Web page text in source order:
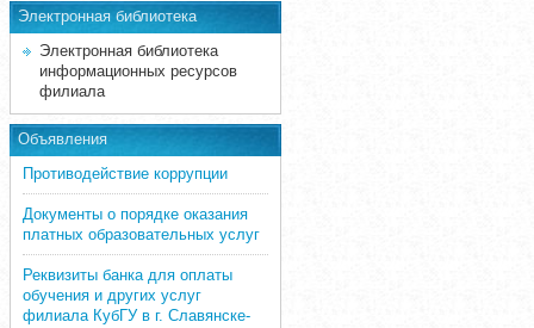
Электронная библиотека
Электронная библиотека
информационных ресурсов
филиала
Объявления
Противодействие коррупции
Документы о порядке оказания
платных образовательных услуг
Реквизиты банка для оплаты
обучения и других услуг
филиала КубГУ в г. Славянске-